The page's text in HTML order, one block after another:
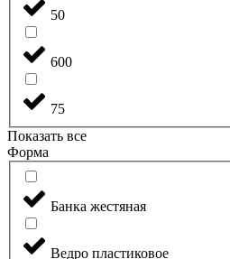
50
600
75
Показать все
Форма
Банка жестяная
Ведро пластиковое